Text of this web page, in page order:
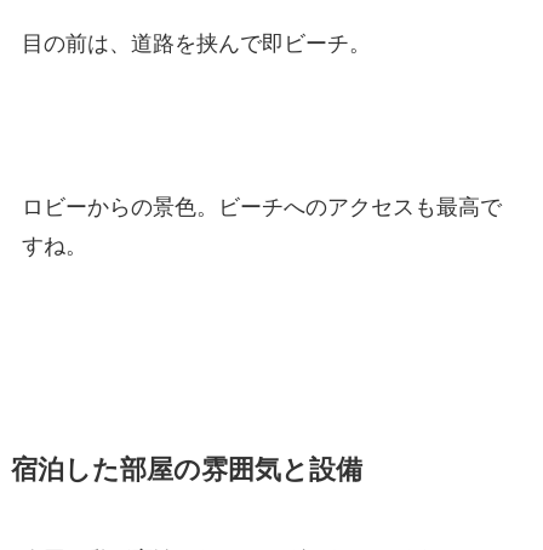
目の前は、道路を挟んで即ビーチ。
ロビーからの景色。ビーチへのアクセスも最高で
すね。
宿泊した部屋の雰囲気と設備